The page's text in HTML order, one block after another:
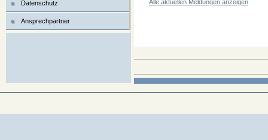
Datenschutz
Ansprechpartner
Alle aktuellen Meldungen anzeigen